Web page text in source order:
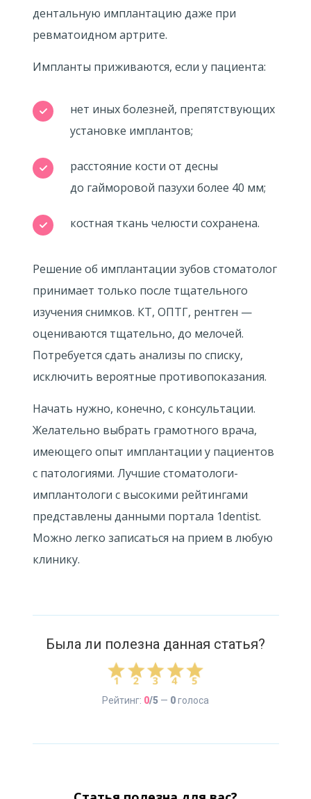
дентальную имплантацию даже при
ревматоидном артрите.
Импланты приживаются, если у пациента:
нет иных болезней, препятствующих
установке имплантов;
расстояние кости от десны
до гайморовой пазухи более 40 мм;
костная ткань челюсти сохранена.
Решение об имплантации зубов стоматолог
принимает только после тщательного
изучения снимков. КТ, ОПТГ, рентген —
оцениваются тщательно, до мелочей.
Потребуется сдать анализы по списку,
исключить вероятные противопоказания.
Начать нужно, конечно, с консультации.
Желательно выбрать грамотного врача,
имеющего опыт имплантации у пациентов
с патологиями. Лучшие стоматологи-
имплантологи с высокими рейтингами
представлены данными портала 1dentist.
Можно легко записаться на прием в любую
клинику.
Была ли полезна данная статья?
Рейтинг: 0/5 — 0голоса